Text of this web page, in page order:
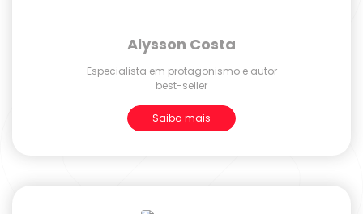
Alysson Costa
Especialista em protagonismo e autor
best-seller
Saiba mais